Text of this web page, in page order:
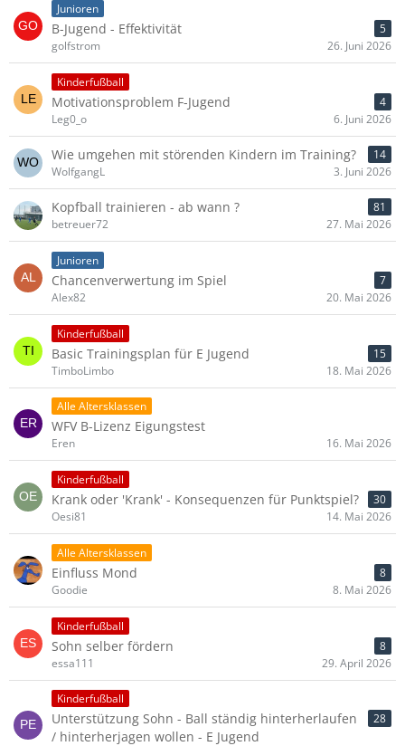
Junioren
B-Jugend - Effektivität
5
golfstrom
26. Juni 2026
Kinderfußball
Motivationsproblem F-Jugend
4
Leg0_o
6. Juni 2026
Wie umgehen mit störenden Kindern im Training?
14
WolfgangL
3. Juni 2026
Kopfball trainieren - ab wann ?
81
betreuer72
27. Mai 2026
Junioren
Chancenverwertung im Spiel
7
Alex82
20. Mai 2026
Kinderfußball
Basic Trainingsplan für E Jugend
15
TimboLimbo
18. Mai 2026
Alle Altersklassen
WFV B-Lizenz Eigungstest
Eren 16. Mai 2026
Kinderfußball
Krank oder 'Krank' - Konsequenzen für Punktspiel?
30
Oesi81
14. Mai 2026
Alle Altersklassen
Einfluss Mond
8
Goodie
8. Mai 2026
Kinderfußball
Sohn selber fördern
8
essa111
29. April 2026
Kinderfußball
Unterstützung Sohn - Ball ständig hinterherlaufen
/ hinterherjagen wollen - E Jugend
28